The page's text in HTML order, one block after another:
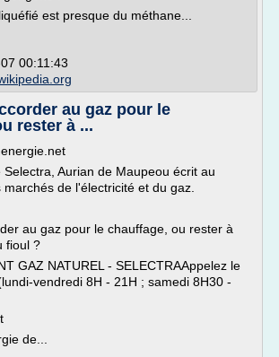
est presque du méthane...
00:11:43
au gaz pour le
rester à ...
Aurian de Maupeou écrit au
de l'électricité et du gaz.
au gaz pour le chauffage, ou rester à
fioul ?
GAZ NATUREL - SELECTRAAppelez le
vendredi 8H - 21H ; samedi 8H30 -
de...